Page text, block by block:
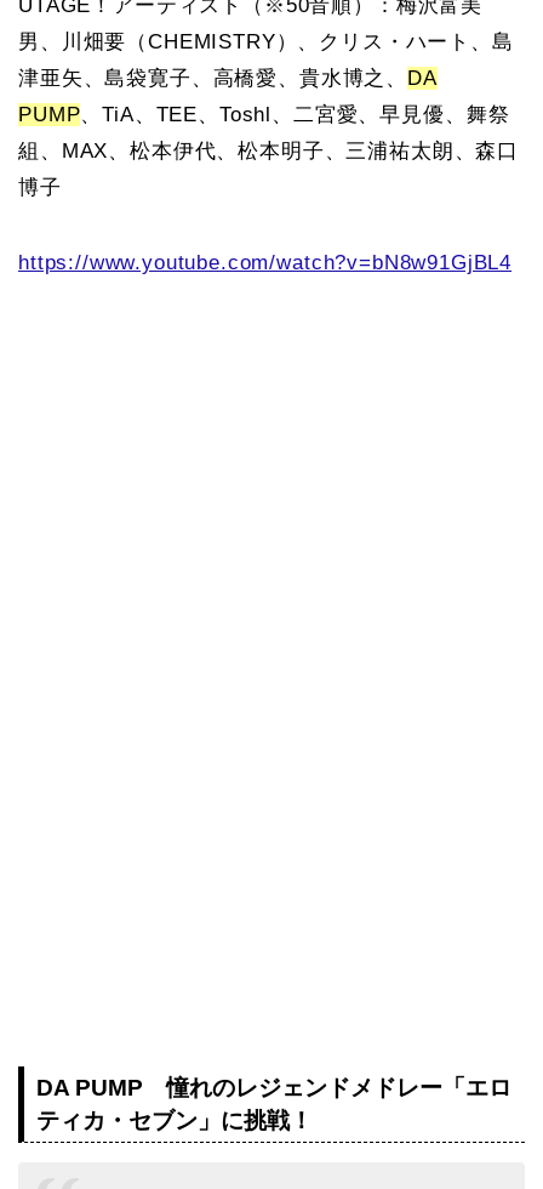
UTAGE！アーティスト（※50音順）：梅沢富美
男、川畑要（CHEMISTRY）、クリス・ハート、島
津亜矢、島袋寛子、高橋愛、貴水博之、
DA
PUMP、TiA、TEE、Toshl、二宮愛、早見優、舞祭
組、MAX、松本伊代、松本明子、三浦祐太朗、森口
博子
https://www.youtube.com/watch?v=bN8w91GjBL4
DA PUMP 憧れのレジェンドメドレー「エロ
ティカ・セブン」に挑戦！